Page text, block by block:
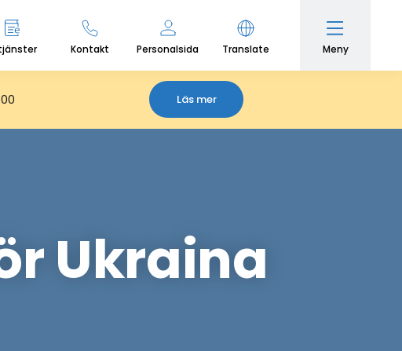
Kontakt Personalsida Translate Meny
Läs mer
Ukraina